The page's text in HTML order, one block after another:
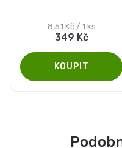
4,8
z
5
hvězdiček.
349 Kč
Měrná
cena:
8,51 Kč / 1 ks